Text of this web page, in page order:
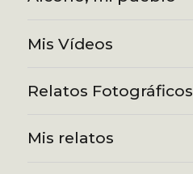
Mis Vídeos
Relatos Fotográficos
Mis relatos